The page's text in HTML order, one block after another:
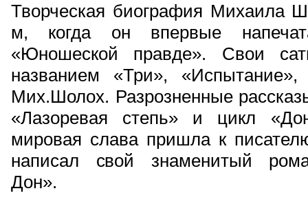
Творческая биография Михаила
м, когда он впервые
«Юношеской правде». Свои
названием «Три»,
Мих.Шолох. Разрозненные
«Лазоревая степь» и цикл
мировая слава пришла к
написал свой знаменитый
Дон».